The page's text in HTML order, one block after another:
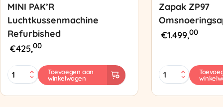
MINI PAK’R
Luchtkussenmachine
Refurbished
€425,00
MINI
PAK'R
Refurbished
Toevoegen aan
winkelwagen
Zapak ZP97
€1.499,00
Zapak
ZP97
aantal